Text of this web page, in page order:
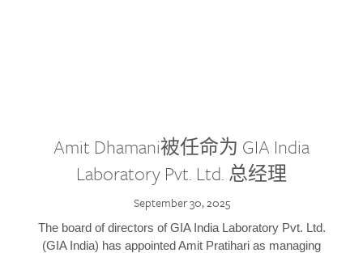
Amit Dhamani被任命为 GIA India
Laboratory Pvt. Ltd. 总经理
September 30, 2025
The board of directors of GIA India Laboratory Pvt. Ltd.
(GIA India) has appointed Amit Pratihari as managing